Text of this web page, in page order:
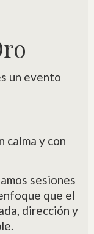
un evento
calma y con
sesiones
que el
dirección y